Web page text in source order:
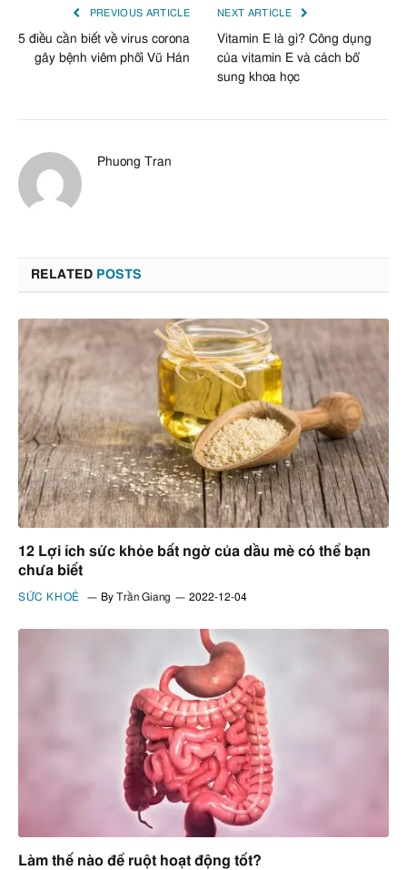
PREVIOUS ARTICLE
5 điều cần biết về virus corona
gây bệnh viêm phổi Vũ Hán
NEXT ARTICLE
Vitamin E là gì? Công dụng
của vitamin E và cách bổ
sung khoa học
Phuong Tran
RELATED POSTS
12 Lợi ích sức khỏe bất ngờ của dầu mè có thể bạn
chưa biết
SỨC KHOẺ By Trần Giang 2022-12-04
Làm thế nào để ruột hoạt động tốt?